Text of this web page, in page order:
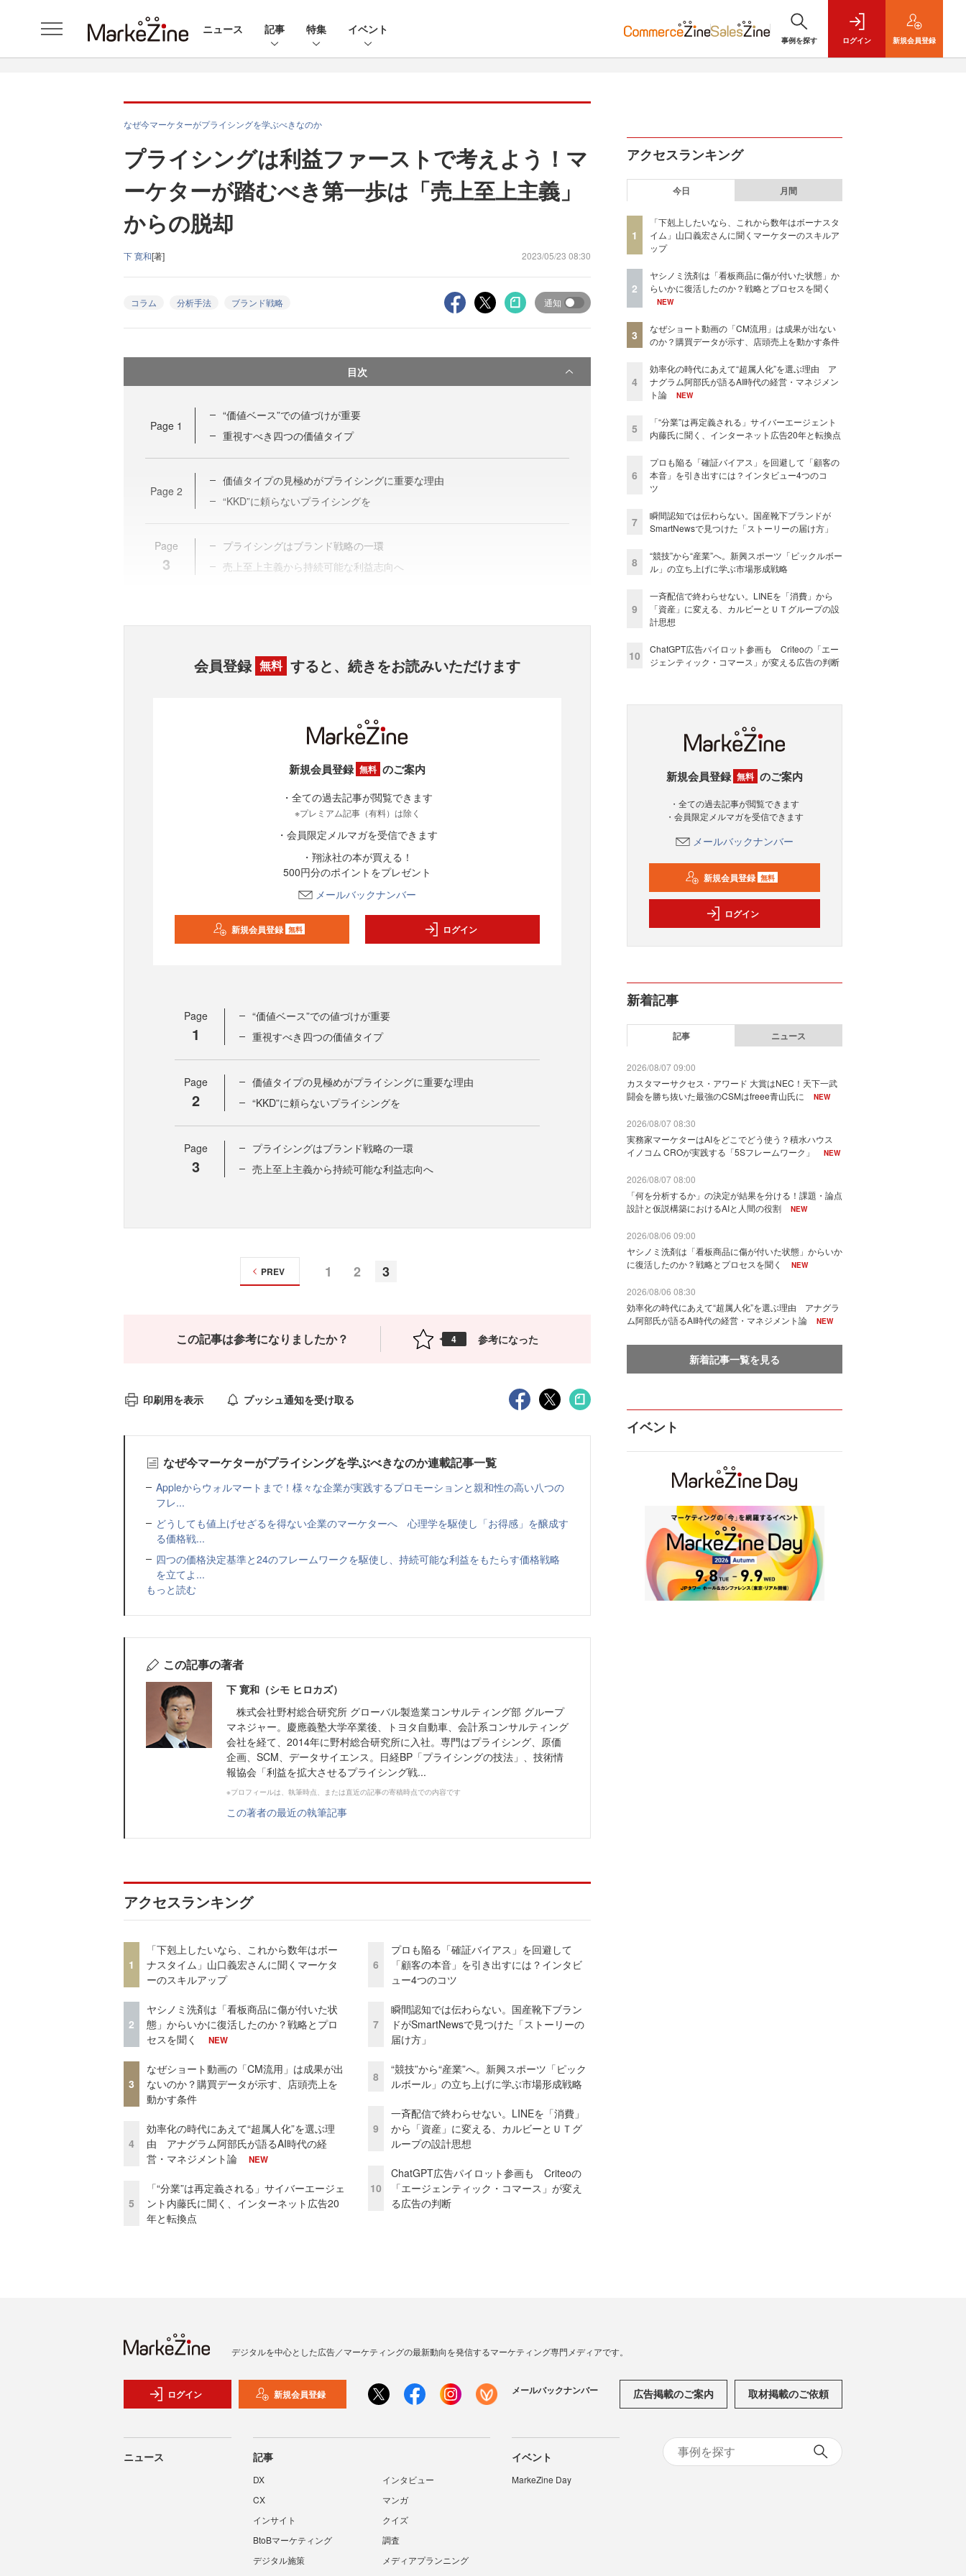
ニュース 記事 特集 イベント
事例を探す ログイン 新規会員登録
なぜ今マーケターがプライシングを学ぶべきなのか
プライシングは利益ファーストで考えよう！マ
ーケターが踏むべき第一歩は「売上至上主義」
からの脱却
下 寛和[著] 2023/05/23 08:30
コラム 分析手法 ブランド戦略 通知
目次
Page 1
“価値ベース”での値づけが重要
重視すべき四つの価値タイプ
Page 2
価値タイプの見極めがプライシングに重要な理由
“KKD”に頼らないプライシングを
Page
3
プライシングはブランド戦略の一環
売上至上主義から持続可能な利益志向へ
会員登録 無料 すると、続きをお読みいただけます
新規会員登録 無料 のご案内
・全ての過去記事が閲覧できます
※プレミアム記事（有料）は除く
・会員限定メルマガを受信できます
・翔泳社の本が買える！
500円分のポイントをプレゼント
メールバックナンバー
新規会員登録 無料 ログイン
Page
1
“価値ベース”での値づけが重要
重視すべき四つの価値タイプ
Page
2
価値タイプの見極めがプライシングに重要な理由
“KKD”に頼らないプライシングを
Page
3
プライシングはブランド戦略の一環
売上至上主義から持続可能な利益志向へ
1 2 3
PREV
この記事は参考になりましたか？ 4 参考になった
印刷用を表示 プッシュ通知を受け取る
なぜ今マーケターがプライシングを学ぶべきなのか連載記事一覧
Appleからウォルマートまで！様々な企業が実践するプロモーションと親和性の高い八つの
フレ...
どうしても値上げせざるを得ない企業のマーケターへ 心理学を駆使し「お得感」を醸成す
る価格戦...
四つの価格決定基準と24のフレームワークを駆使し、持続可能な利益をもたらす価格戦略
を立てよ...
もっと読む
この記事の著者
下 寛和（シモ ヒロカズ）
株式会社野村総合研究所 グローバル製造業コンサルティング部 グループ
マネジャー。慶應義塾大学卒業後、トヨタ自動車、会計系コンサルティング
会社を経て、2014年に野村総合研究所に入社。専門はプライシング、原価
企画、SCM、データサイエンス。日経BP「プライシングの技法」、技術情
報協会「利益を拡大させるプライシング戦...
※プロフィールは、執筆時点、または直近の記事の寄稿時点での内容です
この著者の最近の執筆記事
アクセスランキング
1
「下剋上したいなら、これから数年はボー
ナスタイム」山口義宏さんに聞くマーケタ
ーのスキルアップ
2
ヤシノミ洗剤は「看板商品に傷が付いた状
態」からいかに復活したのか？戦略とプロ
セスを聞く
NEW
3
なぜショート動画の「CM流用」は成果が出
ないのか？購買データが示す、店頭売上を
動かす条件
4
効率化の時代にあえて“超属人化”を選ぶ理
由 アナグラム阿部氏が語るAI時代の経
営・マネジメント論
NEW
5
「“分業”は再定義される」サイバーエージェ
ント内藤氏に聞く、インターネット広告20
年と転換点
6
プロも陥る「確証バイアス」を回避して
「顧客の本音」を引き出すには？インタビ
ュー4つのコツ
7
瞬間認知では伝わらない。国産靴下ブラン
ドがSmartNewsで見つけた「ストーリーの
届け方」
8
“競技”から“産業”へ。新興スポーツ「ピック
ルボール」の立ち上げに学ぶ市場形成戦略
9
一斉配信で終わらせない。LINEを「消費」
から「資産」に変える、カルビーとＵＴグ
ループの設計思想
10
ChatGPT広告パイロット参画も Criteoの
「エージェンティック・コマース」が変え
る広告の判断
アクセスランキング
今日 月間
1
「下剋上したいなら、これから数年はボーナスタ
イム」山口義宏さんに聞くマーケターのスキルア
ップ
2
ヤシノミ洗剤は「看板商品に傷が付いた状態」か
らいかに復活したのか？戦略とプロセスを聞く
NEW
3
なぜショート動画の「CM流用」は成果が出ない
のか？購買データが示す、店頭売上を動かす条件
4
効率化の時代にあえて“超属人化”を選ぶ理由 ア
ナグラム阿部氏が語るAI時代の経営・マネジメン
ト論
NEW
5
「“分業”は再定義される」サイバーエージェント
内藤氏に聞く、インターネット広告20年と転換点
6
プロも陥る「確証バイアス」を回避して「顧客の
本音」を引き出すには？インタビュー4つのコ
ツ
7
瞬間認知では伝わらない。国産靴下ブランドが
SmartNewsで見つけた「ストーリーの届け方」
8
“競技”から“産業”へ。新興スポーツ「ピックルボー
ル」の立ち上げに学ぶ市場形成戦略
9
一斉配信で終わらせない。LINEを「消費」から
「資産」に変える、カルビーとＵＴグループの設
計思想
10
ChatGPT広告パイロット参画も Criteoの「エー
ジェンティック・コマース」が変える広告の判断
新規会員登録 無料 のご案内
・全ての過去記事が閲覧できます
・会員限定メルマガを受信できます
メールバックナンバー
新規会員登録 無料
ログイン
新着記事
記事 ニュース
2026/08/07 09:00
カスタマーサクセス・アワード 大賞はNEC！天下一武
闘会を勝ち抜いた最強のCSMはfreee青山氏に
NEW
2026/08/07 08:30
実務家マーケターはAIをどこでどう使う？積水ハウス
イノコム CROが実践する「5Sフレームワーク」
NEW
2026/08/07 08:00
「何を分析するか」の決定が結果を分ける！課題・論点
設計と仮説構築におけるAIと人間の役割
NEW
2026/08/06 09:00
ヤシノミ洗剤は「看板商品に傷が付いた状態」からいか
に復活したのか？戦略とプロセスを聞く
NEW
2026/08/06 08:30
効率化の時代にあえて“超属人化”を選ぶ理由 アナグラ
ム阿部氏が語るAI時代の経営・マネジメント論
NEW
新着記事一覧を見る
イベント
デジタルを中心とした広告／マーケティングの最新動向を発信するマーケティング専門メディアです。
ログイン 新規会員登録 メールバックナンバー 広告掲載のご案内 取材掲載のご依頼
ニュース 記事
DX
インタビュー
CX
マンガ
インサイト
クイズ
BtoBマーケティング
調査
デジタル施策
メディアプランニング
イベント
MarkeZine Day